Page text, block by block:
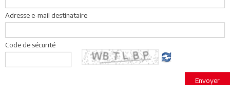
Adresse e-mail destinataire
Code de sécurité
Envoyer